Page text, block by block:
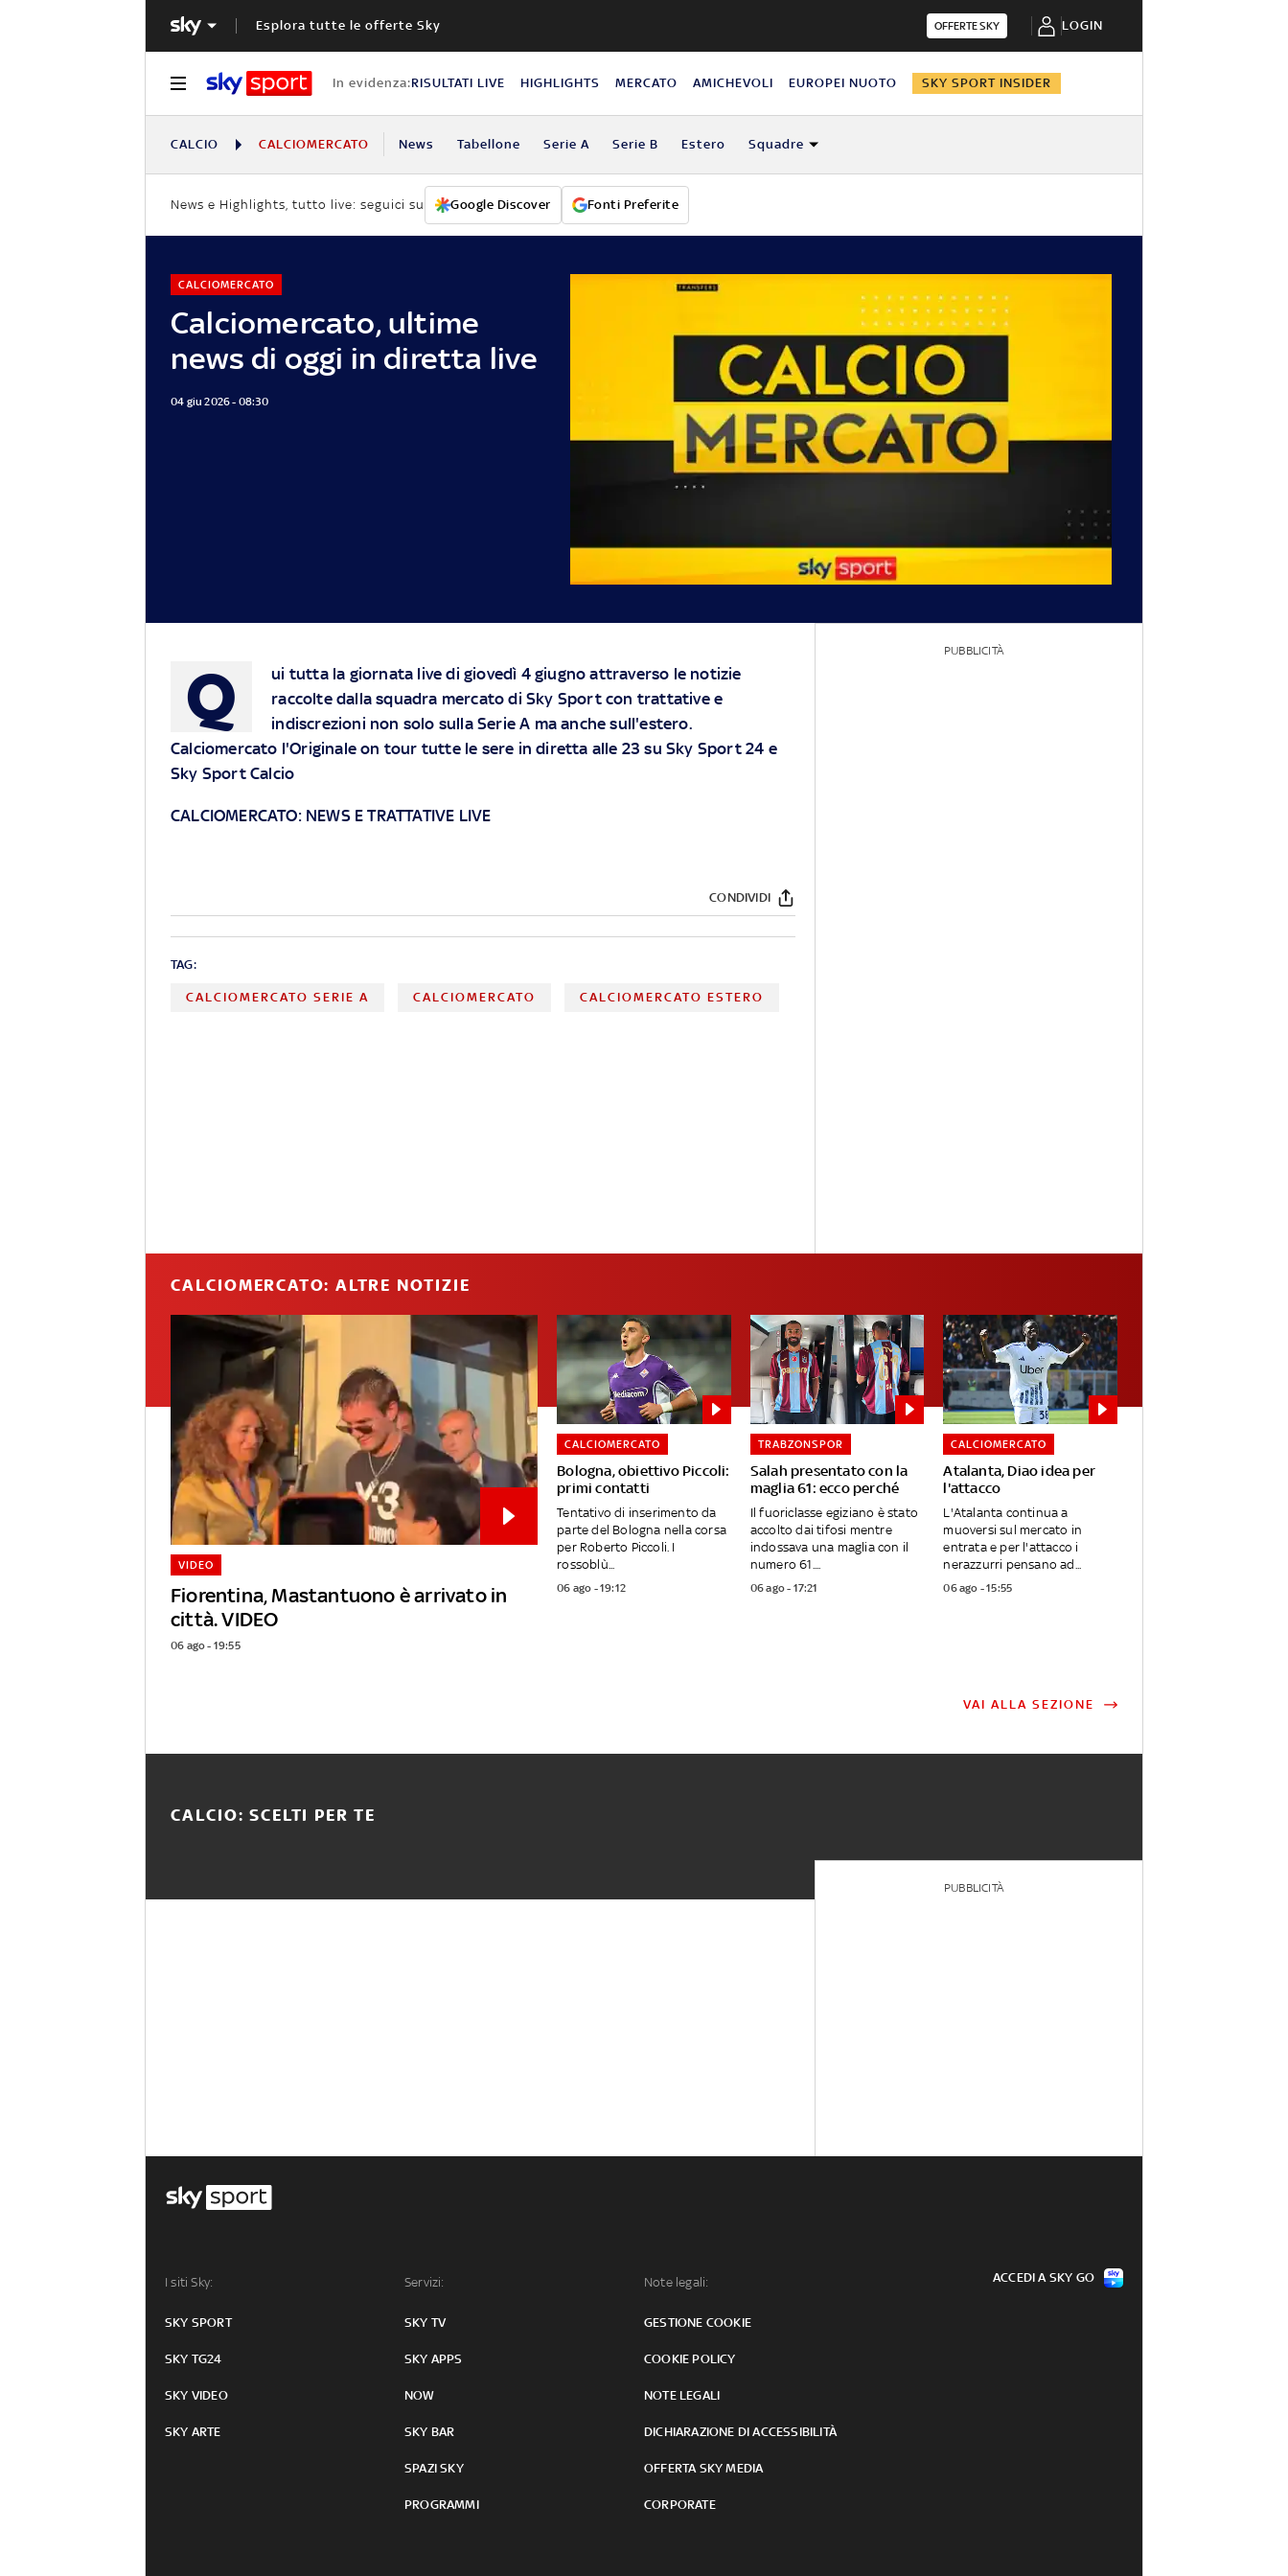
Esplora tutte le offerte Sky OFFERTE SKY LOGIN
In evidenza:RISULTATI LIVE HIGHLIGHTS MERCATO AMICHEVOLI EUROPEI NUOTO SKY SPORT INSIDER
CALCIO CALCIOMERCATO News Tabellone Serie A Serie B Estero Squadre
News e Highlights, tutto live: seguici su Google Discover Fonti Preferite
Calciomercato, ultime
news di oggi in diretta live
CALCIOMERCATO
04 giu 2026 - 08:30
Q
ui tutta la giornata live di giovedì 4 giugno attraverso le notizie
raccolte dalla squadra mercato di Sky Sport con trattative e
indiscrezioni non solo sulla Serie A ma anche sull'estero.
Calciomercato l'Originale on tour tutte le sere in diretta alle 23 suSky Sport 24 e
Sky Sport Calcio
CALCIOMERCATO: NEWS E TRATTATIVE LIVE
CONDIVIDI
TAG:
CALCIOMERCATO SERIE A CALCIOMERCATO CALCIOMERCATO ESTERO
PUBBLICITÀ
CALCIOMERCATO: ALTRE NOTIZIE
Fiorentina, Mastantuono è arrivato in
città. VIDEO
VIDEO
06 ago - 19:55
Bologna, obiettivo Piccoli:
primi contatti
CALCIOMERCATO
Tentativo di inserimento da
parte del Bologna nella corsa
per Roberto Piccoli. I
rossoblù...
06 ago - 19:12
Salah presentato con la
maglia 61: ecco perché
TRABZONSPOR
Il fuoriclasse egiziano è stato
accolto dai tifosi mentre
indossava una maglia con il
numero 61....
06 ago - 17:21
Atalanta, Diao idea per
l'attacco
CALCIOMERCATO
L'Atalanta continua a
muoversi sul mercato in
entrata e per l'attacco i
nerazzurri pensano ad...
06 ago - 15:55
VAI ALLA SEZIONE
CALCIO: SCELTI PER TE
PUBBLICITÀ
I siti Sky:
SKY SPORT
SKY TG24
SKY VIDEO
SKY ARTE
Servizi:
SKY TV
SKY APPS
NOW
SKY BAR
SPAZI SKY
PROGRAMMI
Note legali:
GESTIONE COOKIE
COOKIE POLICY
NOTE LEGALI
DICHIARAZIONE DI ACCESSIBILITÀ
OFFERTA SKY MEDIA
CORPORATE
ACCEDI A SKY GO